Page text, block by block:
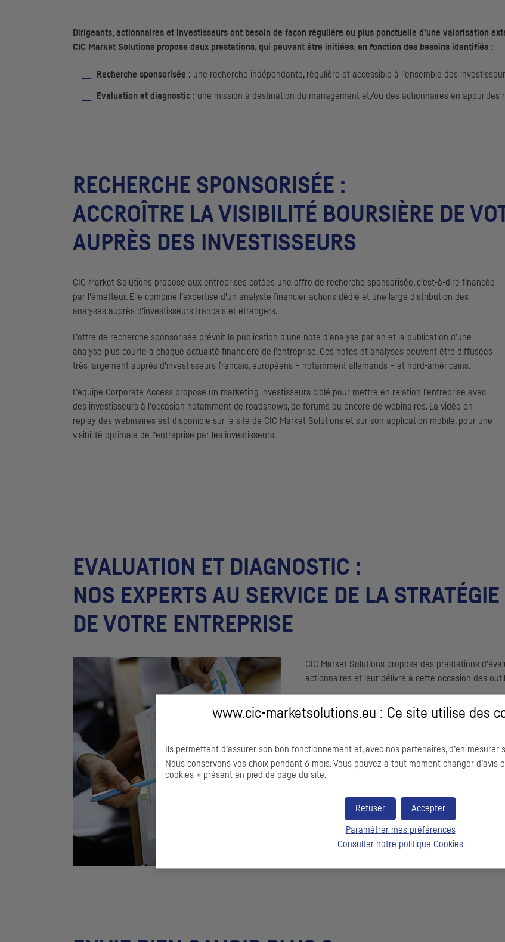
Dirigeants, actionnaires et investisseurs ont besoin de façon régulière ou plus ponctuelle d’une valorisation
CIC Market Solutions propose deux prestations, qui peuvent être initiées, en fonction des besoins identifiés :
Recherche sponsorisée : une recherche indépendante, régulière et accessible à l’ensemble des
Evaluation et diagnostic : une mission à destination du management et/ou des actionnaires en appui des
RECHERCHE SPONSORISÉE :
ACCROÎTRE LA VISIBILITÉ BOURSIÈRE DE
AUPRÈS DES INVESTISSEURS
CIC Market Solutions propose aux entreprises cotées une offre de recherche sponsorisée, c’est-à-dire financée
par l’émetteur. Elle combine l’expertise d’un analyste financier actions dédié et une large distribution des
analyses auprès d’investisseurs français et étrangers.
L’offre de recherche sponsorisée prévoit la publication d’une note d’analyse par an et la publication d’une
analyse plus courte à chaque actualité financière de l’entreprise. Ces notes et analyses peuvent être diffusées
très largement auprès d’investisseurs français, européens – notamment allemands – et nord-américains.
L’équipe Corporate Access propose un marketing investisseurs ciblé pour mettre en relation l’entreprise avec
des investisseurs à l’occasion notamment de roadshows, de forums ou encore de webinaires. La vidéo en
replay des webinaires est disponible sur le site de CIC Market Solutions et sur son application mobile, pour une
visibilité optimale de l’entreprise par les investisseurs.
EVALUATION ET DIAGNOSTIC :
NOS EXPERTS AU SERVICE DE LA
DE VOTRE ENTREPRISE
CIC Market Solutions propose des prestations
actionnaires et leur délivre à cette occasion des
À chaque étape clé du développement de
actionnaires de questionner et estimer la création
acquisition ou cession, développement d’une
exemple.
CICMarket Solutions propose notamment une
outil de pilotage stratégique, elle permet à la fois
capital et de mieux comprendre la perception des
développement.
www.cic-marketsolutions.eu : Ce site utilise des
Ils permettent d’assurer son bon fonctionnement et, avec nos partenaires, d’en mesurer
Nous conservons vos choix pendant 6 mois. Vous pouvez à tout moment changer d’avis
cookies » présent en pied de page du site.
Accepter
Refuser
Paramétrer mes préférences
Consulter notre politique Cookies